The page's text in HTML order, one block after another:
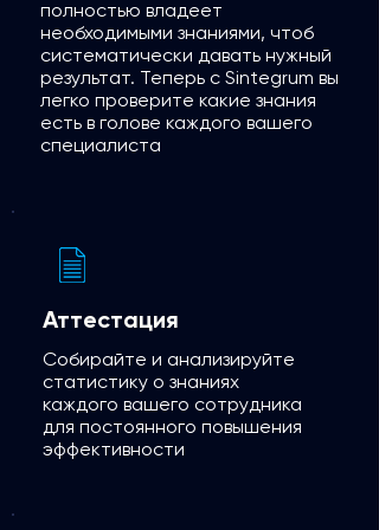
полностью владеет
необходимыми знаниями, чтоб
систематически давать нужный
результат. Теперь с Sintegrum вы
легко проверите какие знания
есть в голове каждого вашего
специалиста
Аттестация
Собирайте и анализируйте
статистику о знаниях
каждого вашего сотрудника
для постоянного повышения
эффективности